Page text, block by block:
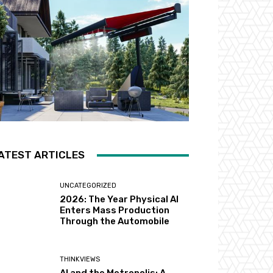
ARTICLES
UNCATEGORIZED
2026: The Year Physical AI
Enters Mass Production
Through the Automobile
THINKVIEWS